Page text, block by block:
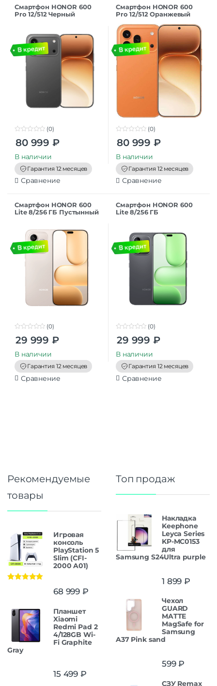
Смартфон HONOR 600
Pro 12/512 Черный
o
t
o
f
5
(0)
80 999 ₽
В наличии
Гарантия 12 месяцев
Сравнение
Смартфон HONOR 600
Pro 12/512 Оранжевый
o
t
o
f
5
(0)
80 999 ₽
В наличии
Гарантия 12 месяцев
Сравнение
Смартфон HONOR 600
Lite 8/256 ГБ Пустынный
o
t
o
f
5
(0)
29 999 ₽
В наличии
Гарантия 12 месяцев
Сравнение
Смартфон HONOR 600
Lite 8/256 ГБ
o
t
o
f
5
(0)
29 999 ₽
В наличии
Гарантия 12 месяцев
Сравнение
Рекомендуемые
товары
Игровая
консоль
PlayStation 5
Slim (CFI-
2000 A01)
68 999 ₽
Планшет
Xiaomi
Redmi Pad 2
4/128GB Wi-
Fi Graphite
Gray
15 499 ₽
Топ продаж
Накладка
Keephone
Leyca Series
KP-MC0153
для
Samsung S24Ultra purple
1 899 ₽
Чехол
GUARD
MATTE
MagSafe for
Samsung
A37 Pink sand
599₽
СЗУ Remax